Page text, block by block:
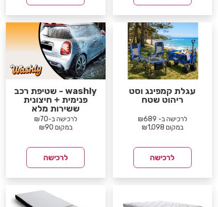
עגלת קמפינג וסט
ריהוט שטח
לרכישה ב- ₪689
במקום ₪1,098
לרכישה
washly - שטיפת רכב
פנימית + חיצונית
ששירות מלא
לרכישה ב-₪70
במקום ₪90
לרכישה